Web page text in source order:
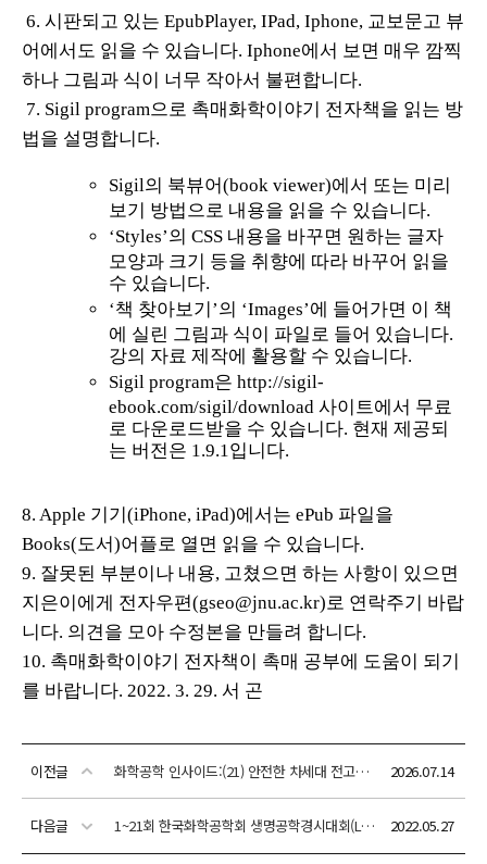
이전글 화학공학 인사이드:(21) 안전한 차세대 전고체전지 개발 2026.07.14
다음글 1~21회 한국화학공학회 생명공학경시대회(LG화학 후원) 기출문제 및 해답 2022.05.27